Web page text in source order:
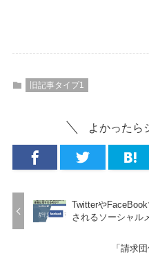
旧記事タイプ1
よかったら
Twitterや
されるソーシャル
「請求